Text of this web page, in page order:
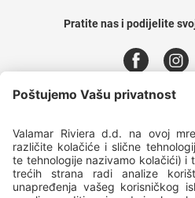
Pratite nas i podijelite